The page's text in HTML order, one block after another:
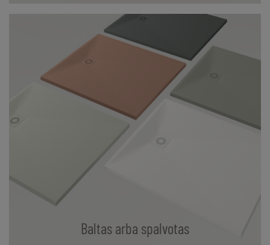
Baltas arba spalvotas